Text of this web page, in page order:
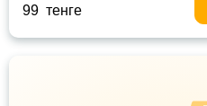
99 тенге